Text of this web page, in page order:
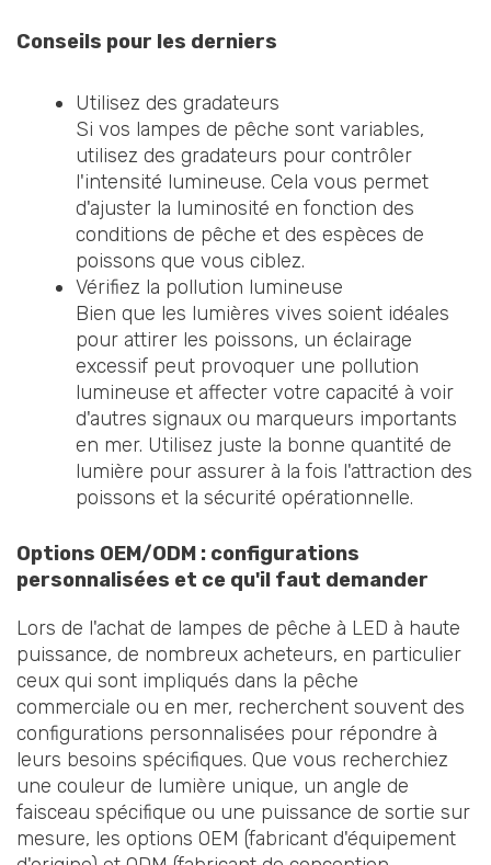
Conseils pour les derniers
Utilisez des gradateurs
Si vos lampes de pêche sont variables,
utilisez des gradateurs pour contrôler
l'intensité lumineuse. Cela vous permet
d'ajuster la luminosité en fonction des
conditions de pêche et des espèces de
poissons que vous ciblez.
Vérifiez la pollution lumineuse
Bien que les lumières vives soient idéales
pour attirer les poissons, un éclairage
excessif peut provoquer une pollution
lumineuse et affecter votre capacité à voir
d'autres signaux ou marqueurs importants
en mer. Utilisez juste la bonne quantité de
lumière pour assurer à la fois l'attraction des
poissons et la sécurité opérationnelle.
Options OEM/ODM : configurations
personnalisées et ce qu'il faut demander
Lors de l'achat de lampes de pêche à LED à haute
puissance, de nombreux acheteurs, en particulier
ceux qui sont impliqués dans la pêche
commerciale ou en mer, recherchent souvent des
configurations personnalisées pour répondre à
leurs besoins spécifiques. Que vous recherchiez
une couleur de lumière unique, un angle de
faisceau spécifique ou une puissance de sortie sur
mesure, les options OEM (fabricant d'équipement